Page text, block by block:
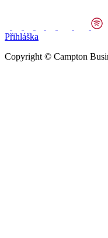
Přihláška
Copyright © Campton